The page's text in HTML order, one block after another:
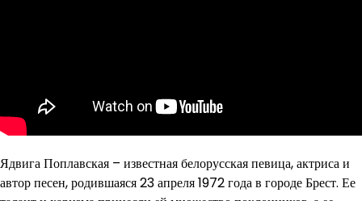
Ядвига Поплавская – известная белорусская певица, актриса и
автор песен, родившаяся 23 апреля 1972 года в городе Брест. Ее